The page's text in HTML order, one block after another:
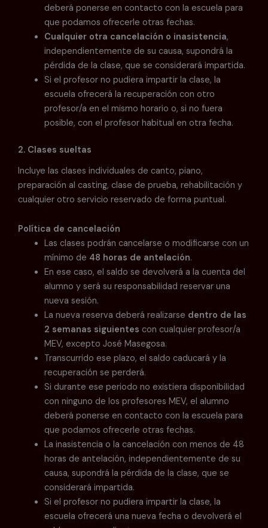
deberá ponerse en contacto con la escuela para
que podamos ofrecerle otras fechas.
Cualquier otra cancelación o inasistencia,
independientemente de su causa, supondrá la
pérdida de la clase, que se considerará impartida.
Si el profesor no pudiera impartir la clase, la
escuela ofrecerá la recuperación con otro
profesor/a en el mismo horario o, si no fuera
posible, con el profesor habitual en otra fecha.
2. Clases sueltas
Incluye las clases individuales de canto, piano,
preparación al casting, clase de prueba, rehabilitación y
cualquier otro servicio reservado de forma puntual.
Política de cancelación
Las clases podrán cancelarse o modificarse con un
mínimo de 48 horas de antelación.
En ese caso, el saldo se devolverá a la cuenta del
alumno y será su responsabilidad reservar una
nueva sesión.
La nueva reserva deberá realizarse dentro de las
2 semanas siguientes con cualquier profesor/a
MEV, excepto José Masegosa.
Transcurrido ese plazo, el saldo caducará y la
recuperación se perderá.
Si durante ese periodo no existiera disponibilidad
con ninguno de los profesores MEV, el alumno
deberá ponerse en contacto con la escuela para
que podamos ofrecerle otras fechas.
La inasistencia o la cancelación con menos de 48
horas de antelación, independientemente de su
causa, supondrá la pérdida de la clase, que se
considerará impartida.
Si el profesor no pudiera impartir la clase, la
escuela ofrecerá una nueva fecha o devolverá el